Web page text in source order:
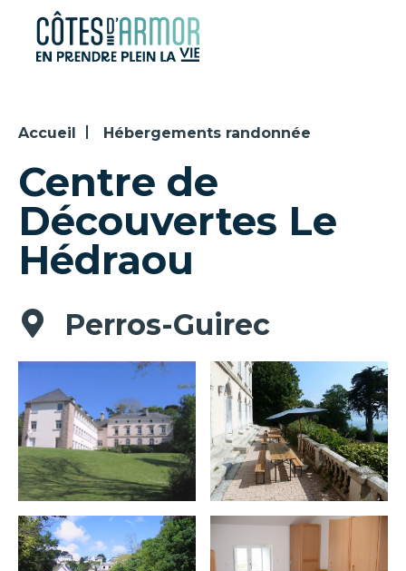
Panneau de gestion des cookies
Accueil Hébergements randonnée
Centre de
Découvertes Le
Hédraou
Perros-Guirec